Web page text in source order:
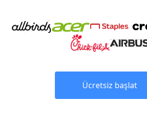
Ücretsiz başlat